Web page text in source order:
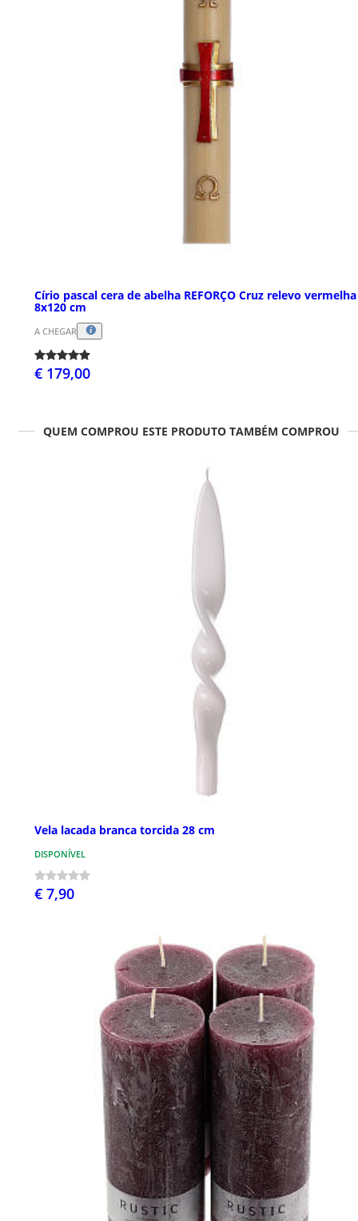
Círio pascal cera de abelha REFORÇO Cruz relevo vermelha
8x120 cm
A CHEGAR
€ 179,00
QUEM COMPROU ESTE PRODUTO TAMBÉM COMPROU
Vela lacada branca torcida 28 cm
DISPONÍVEL
€ 7,90